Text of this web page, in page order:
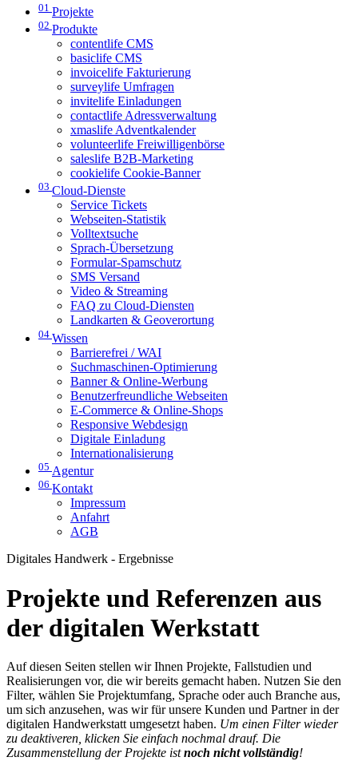
01 Projekte
02 Produkte
contentlife CMS
basiclife CMS
invoicelife Fakturierung
surveylife Umfragen
invitelife Einladungen
contactlife Adressverwaltung
xmaslife Adventkalender
volunteerlife Freiwilligenbörse
saleslife B2B-Marketing
cookielife Cookie-Banner
03 Cloud-Dienste
Service Tickets
Webseiten-Statistik
Volltextsuche
Sprach-Übersetzung
Formular-Spamschutz
SMS Versand
Video & Streaming
FAQ zu Cloud-Diensten
Landkarten & Geoverortung
04 Wissen
Barrierefrei / WAI
Suchmaschinen-Optimierung
Banner & Online-Werbung
Benutzerfreundliche Webseiten
E-Commerce & Online-Shops
Responsive Webdesign
Digitale Einladung
Internationalisierung
05 Agentur
06 Kontakt
Impressum
Anfahrt
AGB
Digitales Handwerk - Ergebnisse
Projekte und Referenzen aus
der digitalen Werkstatt
Auf diesen Seiten stellen wir Ihnen Projekte, Fallstudien und
Realisierungen vor, die wir bereits gemacht haben. Nutzen Sie den
Filter, wählen Sie Projektumfang, Sprache oder auch Branche aus,
um sich anzusehen, was wir für unsere Kunden und Partner in der
digitalen Handwerkstatt umgesetzt haben. Um einen Filter wieder
zu deaktiveren, klicken Sie einfach nochmal drauf. Die
Zusammenstellung der Projekte istnoch nicht vollständig!